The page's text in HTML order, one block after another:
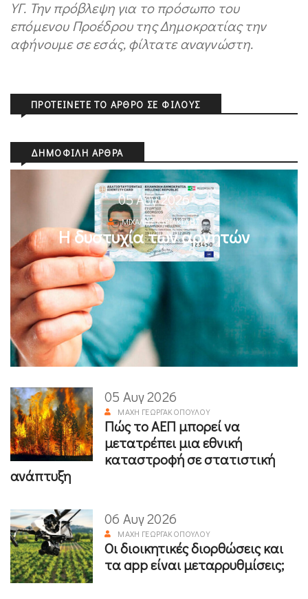
ΥΓ. Την πρόβλεψη για το πρόσωπο του
επόμενου Προέδρου της Δημοκρατίας την
αφήνουμε σε εσάς, φίλτατε αναγνώστη.
ΠΡΟΤΕΊΝΕΤΕ ΤΟ ΆΡΘΡΟ ΣΕ ΦΊΛΟΥΣ
ΔΗΜΟΦΙΛΉ ΆΡΘΡΑ
05 Αυγ 2026
ΜΙΧΆΛΗΣ ΚΥΡΙΑΚΊΔΗΣ
Η δυστυχία των αρνητών
05 Αυγ 2026
ΜΆΧΗ ΓΕΩΡΓΑΚΟΠΟΎΛΟΥ
Πώς το ΑΕΠ μπορεί να
μετατρέπει μια εθνική
καταστροφή σε στατιστική
ανάπτυξη
06 Αυγ 2026
ΜΆΧΗ ΓΕΩΡΓΑΚΟΠΟΎΛΟΥ
Οι διοικητικές διορθώσεις και
τα app είναι μεταρρυθμίσεις;